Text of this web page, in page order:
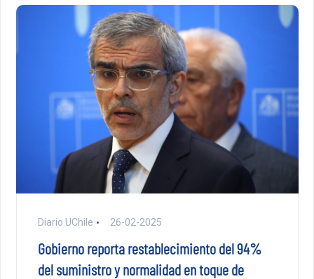
Diario UChile 26-02-2025
Gobierno reporta restablecimiento del 94%
del suministro y normalidad en toque de